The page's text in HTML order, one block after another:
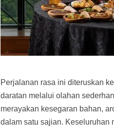
Perjalanan rasa ini diteruskan
daratan melalui olahan
merayakan kesegaran bahan,
dalam satu sajian. Keseluruhan